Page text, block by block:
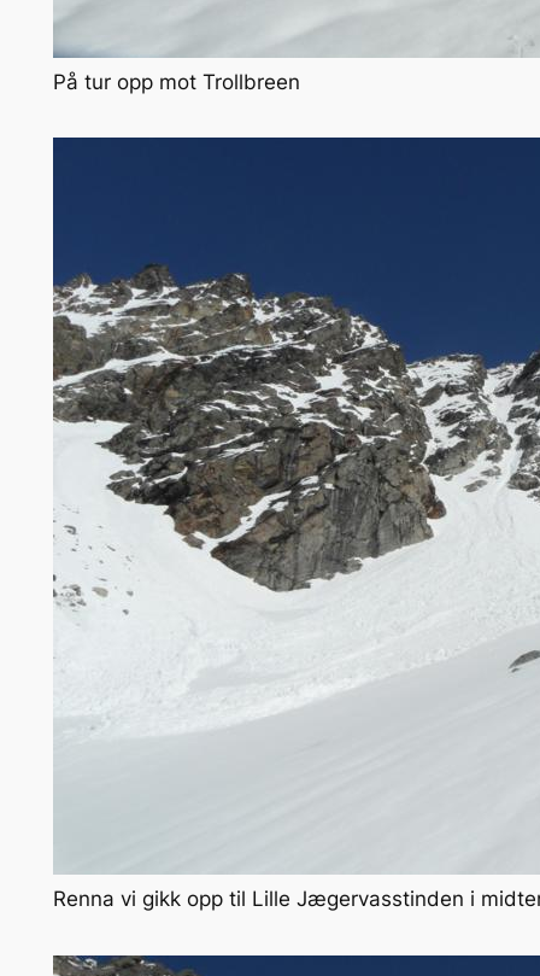
På tur opp mot Trollbreen
Renna vi gikk opp til Lille Jægervasstinden i